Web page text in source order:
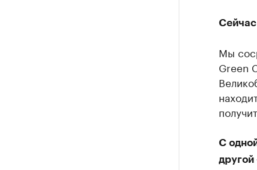
Сейчас
Мы
Green
С
другой